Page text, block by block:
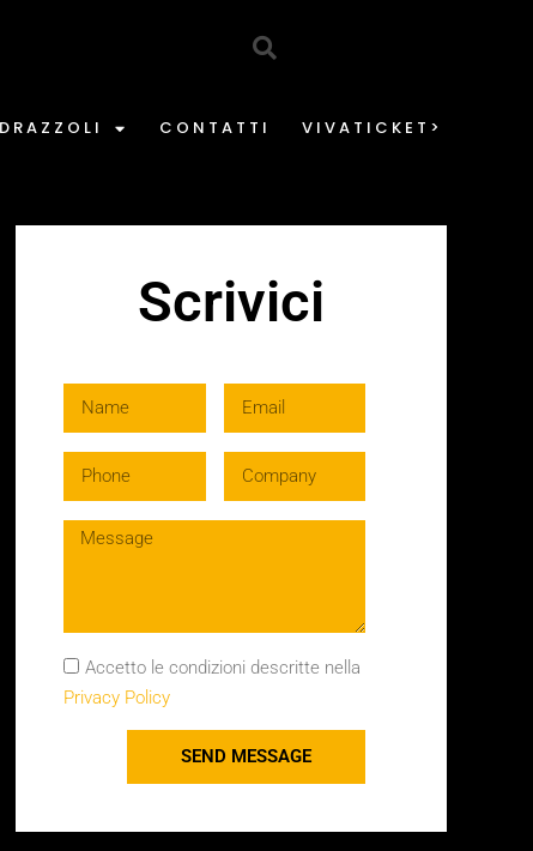
CONTATTI
VIVATICKET>
Scrivici
Accetto le condizioni descritte nella
Privacy Policy
SEND MESSAGE